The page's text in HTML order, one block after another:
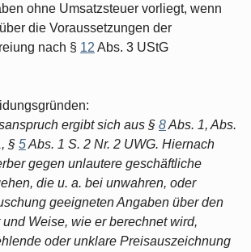
ohne Umsatzsteuer vorliegt, wenn
die Voraussetzungen der
nach § 12 Abs. 3 UStG
ergibt sich aus § 8Abs. 1, Abs.
§ 5Abs. 1 S. 2 Nr. 2 UWG. Hiernach
gegen unlautere geschäftliche
die u. a. bei unwahren, oder
geeigneten Angaben über den
Weise, wie er berechnet wird,
oder unklare Preisauszeichnung